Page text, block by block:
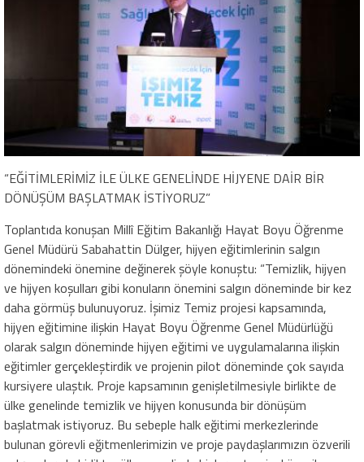
“EĞİTİMLERİMİZ İLE ÜLKE GENELİNDE HİJYENE DAİR BİR
DÖNÜŞÜM BAŞLATMAK İSTİYORUZ”
Toplantıda konuşan Millî Eğitim Bakanlığı Hayat Boyu Öğrenme
Genel Müdürü Sabahattin Dülger, hijyen eğitimlerinin salgın
dönemindeki önemine değinerek şöyle konuştu: “Temizlik, hijyen
ve hijyen koşulları gibi konuların önemini salgın döneminde bir kez
daha görmüş bulunuyoruz. İşimiz Temiz projesi kapsamında,
hijyen eğitimine ilişkin Hayat Boyu Öğrenme Genel Müdürlüğü
olarak salgın döneminde hijyen eğitimi ve uygulamalarına ilişkin
eğitimler gerçekleştirdik ve projenin pilot döneminde çok sayıda
kursiyere ulaştık. Proje kapsamının genişletilmesiyle birlikte de
ülke genelinde temizlik ve hijyen konusunda bir dönüşüm
başlatmak istiyoruz. Bu sebeple halk eğitimi merkezlerinde
bulunan görevli eğitmenlerimizin ve proje paydaşlarımızın özverili